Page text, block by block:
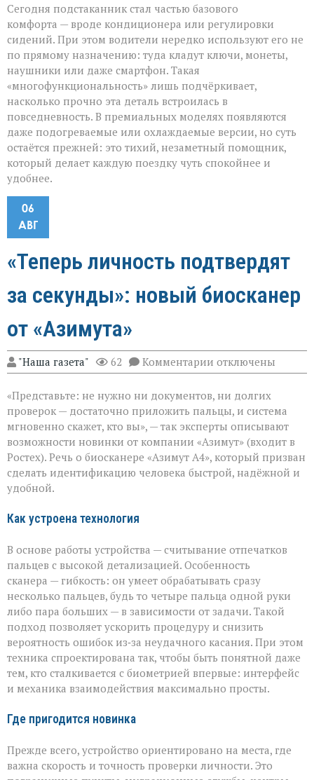
Сегодня подстаканник стал частью базового
комфорта — вроде кондиционера или регулировки
сидений. При этом водители нередко используют его не
по прямому назначению: туда кладут ключи, монеты,
наушники или даже смартфон. Такая
«многофункциональность» лишь подчёркивает,
насколько прочно эта деталь встроилась в
повседневность. В премиальных моделях появляются
даже подогреваемые или охлаждаемые версии, но суть
остаётся прежней: это тихий, незаметный помощник,
который делает каждую поездку чуть спокойнее и
удобнее.
06
АВГ
«Теперь личность подтвердят
за секунды»: новый биосканер
от «Азимута»
"Наша газета" 62 Комментарии к
записи
личность
подтвердят
за
секунды»:
новый
биосканер
от
«Азимута»
отключены
«Представьте: не нужно ни документов, ни долгих
проверок — достаточно приложить пальцы, и система
мгновенно скажет, кто вы», — так эксперты описывают
возможности новинки от компании «Азимут» (входит в
Ростех). Речь о биосканере «Азимут А4», который призван
сделать идентификацию человека быстрой, надёжной и
удобной.
Как устроена технология
В основе работы устройства — считывание отпечатков
пальцев с высокой детализацией. Особенность
сканера — гибкость: он умеет обрабатывать сразу
несколько пальцев, будь то четыре пальца одной руки
либо пара больших — в зависимости от задачи. Такой
подход позволяет ускорить процедуру и снизить
вероятность ошибок из‑за неудачного касания. При этом
техника спроектирована так, чтобы быть понятной даже
тем, кто сталкивается с биометрией впервые: интерфейс
и механика взаимодействия максимально просты.
Где пригодится новинка
Прежде всего, устройство ориентировано на места, где
важна скорость и точность проверки личности. Это